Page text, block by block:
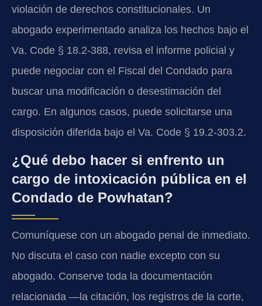
violación de derechos constitucionales. Un
abogado experimentado analiza los hechos bajo el
Va. Code § 18.2-388, revisa el informe policial y
puede negociar con el Fiscal del Condado para
buscar una modificación o desestimación del
cargo. En algunos casos, puede solicitarse una
disposición diferida bajo el Va. Code § 19.2-303.2.
¿Qué debo hacer si enfrento un
cargo de intoxicación pública en el
Condado de Powhatan?
Comuníquese con un abogado penal de inmediato.
No discuta el caso con nadie excepto con su
abogado. Conserve toda la documentación
relacionada —la citación, los registros de la corte,